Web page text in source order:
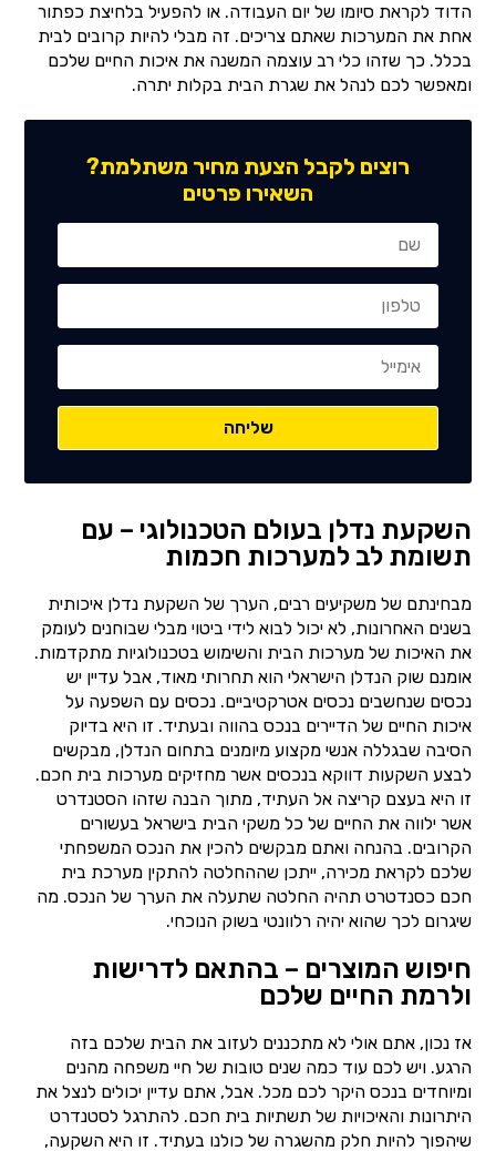
הדוד לקראת סיומו של יום העבודה. או להפעיל בלחיצת כפתור
אחת את המערכות שאתם צריכים. זה מבלי להיות קרובים לבית
בכלל. כך שזהו כלי רב עוצמה המשנה את איכות החיים שלכם
ומאפשר לכם לנהל את שגרת הבית בקלות יתרה.
רוצים לקבל הצעת מחיר משתלמת?
השאירו פרטים
השקעת נדלן בעולם הטכנולוגי – עם
תשומת לב למערכות חכמות
מבחינתם של משקיעים רבים, הערך של השקעת נדלן איכותית
בשנים האחרונות, לא יכול לבוא לידי ביטוי מבלי שבוחנים לעומק
את האיכות של מערכות הבית והשימוש בטכנולוגיות מתקדמות.
אומנם שוק הנדלן הישראלי הוא תחרותי מאוד, אבל עדיין יש
נכסים שנחשבים נכסים אטרקטיביים. נכסים עם השפעה על
איכות החיים של הדיירים בנכס בהווה ובעתיד. זו היא בדיוק
הסיבה שבגללה אנשי מקצוע מיומנים בתחום הנדלן, מבקשים
לבצע השקעות דווקא בנכסים אשר מחזיקים מערכות בית חכם.
זו היא בעצם קריצה אל העתיד, מתוך הבנה שזהו הסטנדרט
אשר ילווה את החיים של כל משקי הבית בישראל בעשורים
הקרובים. בהנחה ואתם מבקשים להכין את הנכס המשפחתי
שלכם לקראת מכירה, ייתכן שההחלטה להתקין מערכת בית
חכם כסנדטרט תהיה החלטה שתעלה את הערך של הנכס. מה
שיגרום לכך שהוא יהיה רלוונטי בשוק הנוכחי.
חיפוש המוצרים – בהתאם לדרישות
ולרמת החיים שלכם
אז נכון, אתם אולי לא מתכננים לעזוב את הבית שלכם בזה
הרגע. ויש לכם עוד כמה שנים טובות של חיי משפחה מהנים
ומיוחדים בנכס היקר לכם מכל. אבל, אתם עדיין יכולים לנצל את
היתרונות והאיכויות של תשתיות בית חכם. להתרגל לסטנדרט
שיהפוך להיות חלק מהשגרה של כולנו בעתיד. זו היא השקעה,